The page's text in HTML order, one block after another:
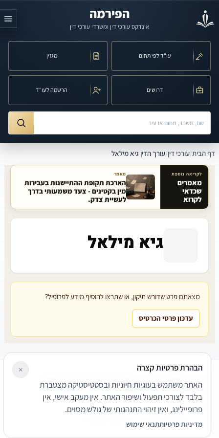
הפירמה
אינדקס עורכי דין ומשרדי עורכי דין
עו"ד לפי תחום מגזין
דרושים הרשמה לעו"ד
חיפוש לפי שם, משרד, תחום משפט או עיר
דף הבית/עורכי דין/עורך הדין גיא מילאל
מאמרים קשורים באתר
לקריאה נוספת
מאמרים
שכדאי
לקרוא
מאמר
הארכת תקופת ההתיישנות בעבירות
מין בקטינים - צעד משמעותי בדרך
לעשיית צדק.
גיא מילאל
מצאתם פרט שדורש תיקון, או שתרצו להוסיף מידע לפרופיל?
עדכון פרטי הכרטיס
שירותים משפטיים
דרושים צור קשר נגישותפרטיות
תנאי שימוש
© 2026 הפירמה. כל הזכויות שמורות.
הבהרת פרטיות קצרה
האתר משתמש בעוגיות חיוניות ובסטטיסטיקה מצטברת
בלבד לצורכי תפעול ושיפור האתר. אין מעקב אישי, אין
פרופיילינג, ואין זיהוי התנהגותי של גולש מסוים.
מדיניות פרטיותתנאי שימוש
×